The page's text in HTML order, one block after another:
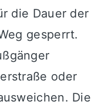
die Dauer der
gesperrt.
oder
Die